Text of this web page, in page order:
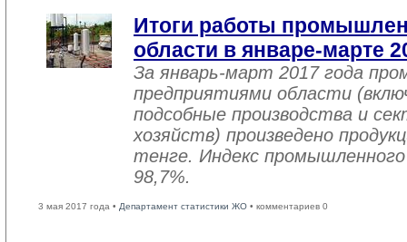
Итоги работы
области в январе-марте
За январь-март 2017 года
предприятиями области
подсобные производства и
хозяйств) произведено
тенге. Индекс
98,7%.
3 мая 2017 года • Департамент статистики ЖО • комментариев 0